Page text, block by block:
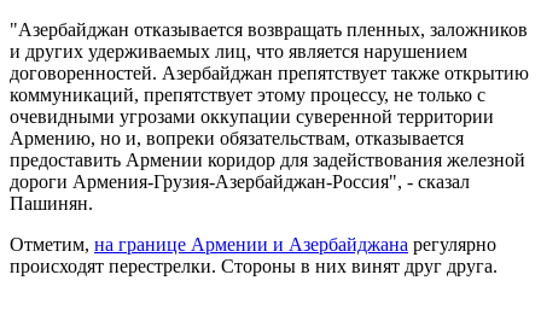
"Азербайджан отказывается возвращать пленных, заложников
и других удерживаемых лиц, что является нарушением
договоренностей. Азербайджан препятствует также открытию
коммуникаций, препятствует этому процессу, не только с
очевидными угрозами оккупации суверенной территории
Армению, но и, вопреки обязательствам, отказывается
предоставить Армении коридор для задействования железной
дороги Армения-Грузия-Азербайджан-Россия", - сказал
Пашинян.
Отметим, на границе Армении и Азербайджана регулярно
происходят перестрелки. Стороны в них винят друг друга.